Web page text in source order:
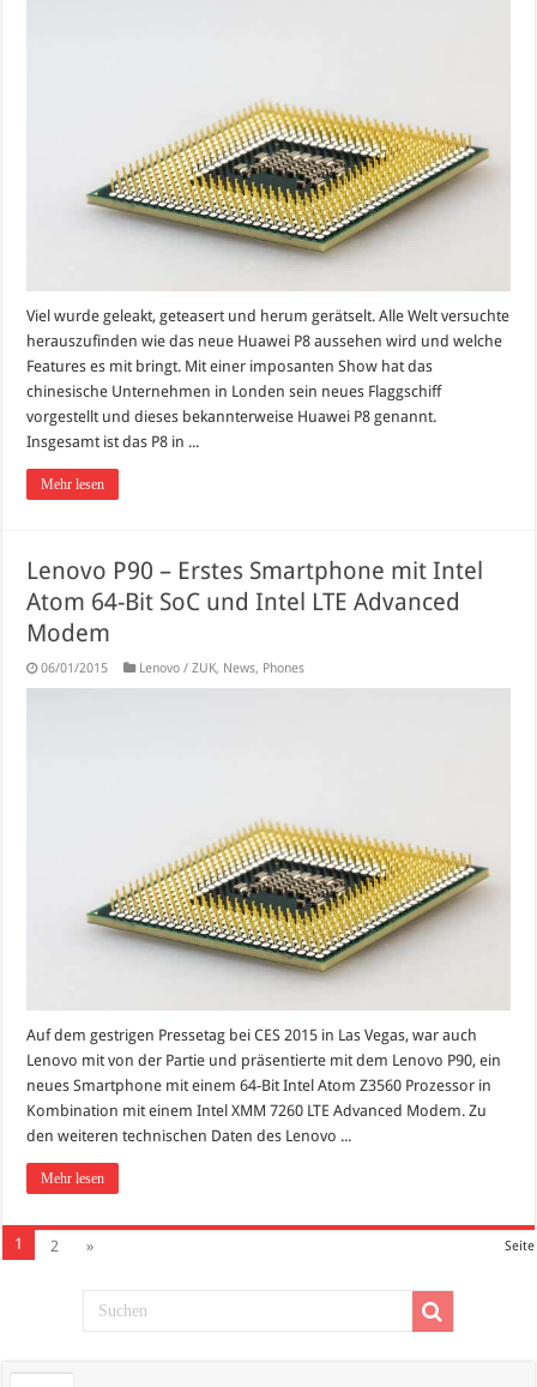
Viel wurde geleakt, geteasert und herum gerätselt. Alle Welt versuchte
herauszufinden wie das neue Huawei P8 aussehen wird und welche
Features es mit bringt. Mit einer imposanten Show hat das
chinesische Unternehmen in Londen sein neues Flaggschiff
vorgestellt und dieses bekannterweise Huawei P8 genannt.
Insgesamt ist das P8 in ...
Mehr lesen
Lenovo P90 – Erstes Smartphone mit Intel
Atom 64-Bit SoC und Intel LTE Advanced
Modem
06/01/2015 Lenovo / ZUK, News, Phones
Auf dem gestrigen Pressetag bei CES 2015 in Las Vegas, war auch
Lenovo mit von der Partie und präsentierte mit dem Lenovo P90, ein
neues Smartphone mit einem 64-Bit Intel Atom Z3560 Prozessor in
Kombination mit einem Intel XMM 7260 LTE Advanced Modem. Zu
den weiteren technischen Daten des Lenovo ...
Mehr lesen
Seite
1 2 »